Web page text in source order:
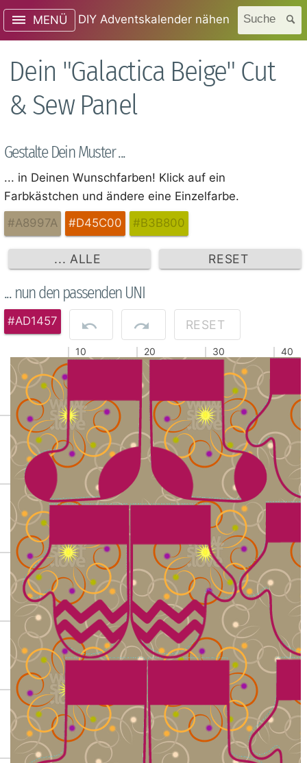
MENÜ DIY Adventskalender nähen Suche
Dein "Galactica Beige" Cut
& Sew Panel
Gestalte Dein Muster ...
... in Deinen Wunschfarben! Klick auf ein
Farbkästchen und ändere eine Einzelfarbe.
#A8997A
#D45C00 #B3B800
... ALLE RESET
... nun den passenden UNI
#AD1457 RESET